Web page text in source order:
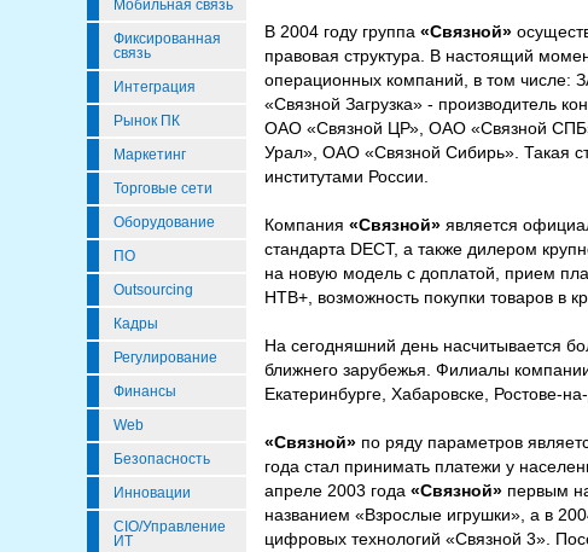
Мобильная связь
Фиксированная
связь
Интеграция
Рынок ПК
Маркетинг
Торговые сети
Оборудование
ПО
Outsourcing
Кадры
Регулирование
Финансы
Web
Безопасность
Инновации
CIO/Управление
ИТ
В 2004 году группа «Связной»
правовая структура. В настоящий
операционных компаний, в том числе:
«Связной Загрузка» - производитель
ОАО «Связной ЦР», ОАО «Связной
Урал», ОАО «Связной Сибирь». Такая
институтами России.
Компания «Связной» является
стандарта DECT, а также дилером
на новую модель с доплатой, прием
НТВ+, возможность покупки товаров в
На сегодняшний день насчитывается
ближнего зарубежья. Филиалы
Екатеринбурге, Хабаровске, Ростове-
«Связной» по ряду параметров
года стал принимать платежи у
апреле 2003 года «Связной» первым
названием «Взрослые игрушки», а в
цифровых технологий «Связной 3».